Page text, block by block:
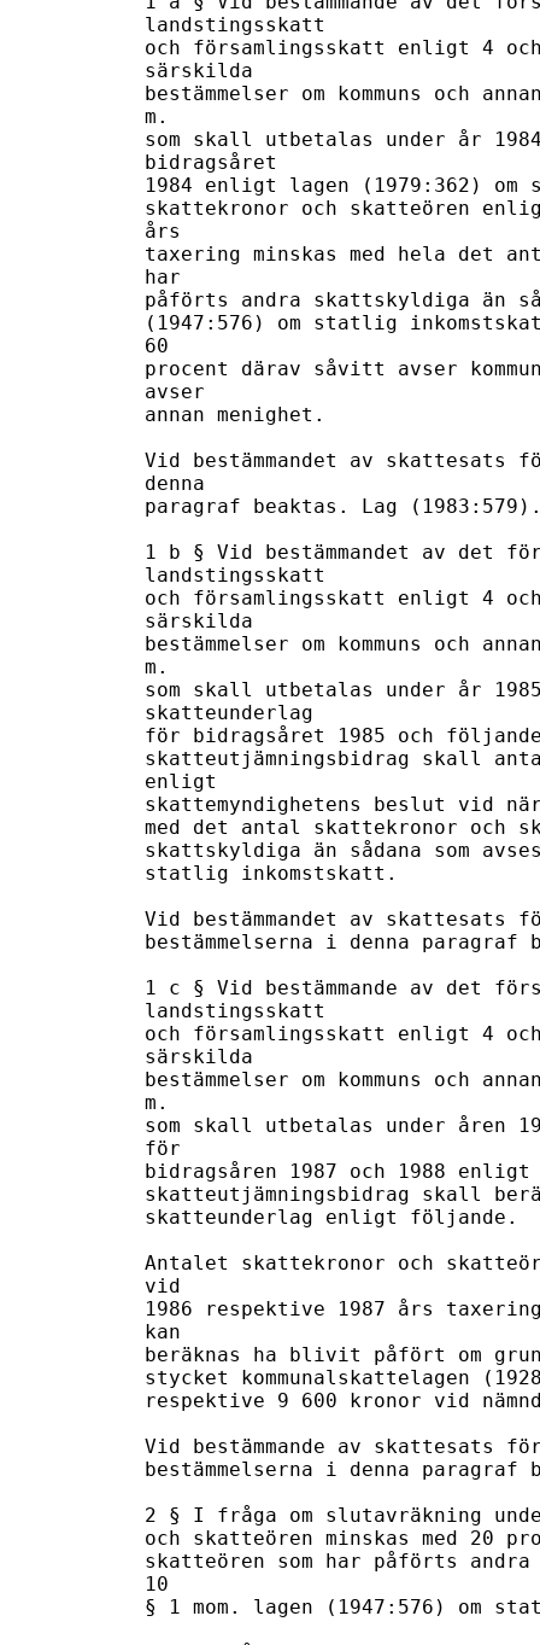
landstingsskatt
och församlingsskatt enligt 4
särskilda
bestämmelser om kommuns och
m.
som skall utbetalas under år
bidragsåret
1984 enligt lagen (1979:362)
skattekronor och skatteören
års
taxering minskas med hela det
har
påförts andra skattskyldiga än
(1947:576) om statlig
60
procent därav såvitt avser
avser
annan menighet.
Vid bestämmandet av skattesats
denna
paragraf beaktas. Lag
1 b § Vid bestämmandet av det
landstingsskatt
och församlingsskatt enligt 4
särskilda
bestämmelser om kommuns och
m.
som skall utbetalas under år
skatteunderlag
för bidragsåret 1985 och
skatteutjämningsbidrag skall
enligt
skattemyndighetens beslut vid
med det antal skattekronor och
skattskyldiga än sådana som
statlig inkomstskatt.
Vid bestämmandet av
bestämmelserna i denna
1 c § Vid bestämmande av det
landstingsskatt
och församlingsskatt enligt 4
särskilda
bestämmelser om kommuns och
m.
som skall utbetalas under åren
för
bidragsåren 1987 och 1988
skatteutjämningsbidrag skall
skatteunderlag enligt följande.
Antalet skattekronor och
vid
1986 respektive 1987 års
kan
beräknas ha blivit påfört om
stycket kommunalskattelagen
respektive 9 600 kronor vid
Vid bestämmande av skattesats
bestämmelserna i denna
2 § I fråga om slutavräkning
och skatteören minskas med 20
skatteören som har påförts
10
§ 1 mom. lagen (1947:576) om